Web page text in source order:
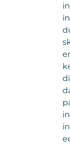
in
in